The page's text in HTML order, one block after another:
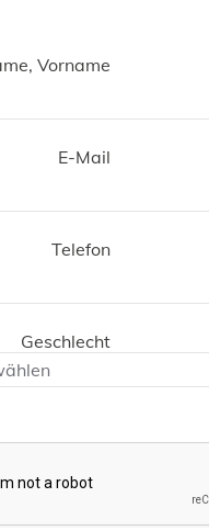
Vorname
E-Mail
Telefon
Geschlecht